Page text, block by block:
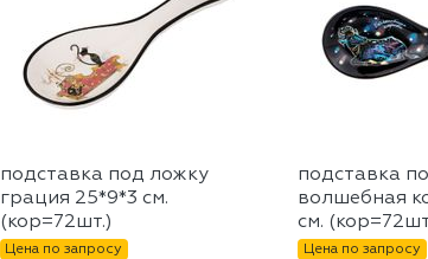
подставка под ложку
грация 25*9*3 см.
(кор=72шт.)
Цена по запросу
подставка
волшебная
см.
Цена по запросу